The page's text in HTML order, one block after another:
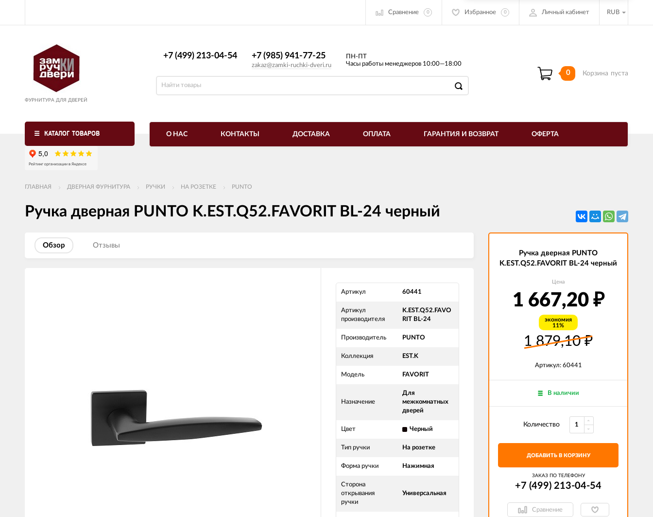
Сравнение 0 Избранное 0 Личный кабинет RUB
ФУРНИТУРА ДЛЯ ДВЕРЕЙ
+7 (499) 213-04-54​ +7 (985) 941-77-25
zakaz@zamki-ruchki-dveri.ru
ПН-ПТ
Часы работы менеджеров 10:00—18:00
0 Корзина пуста
КАТАЛОГ ТОВАРОВ О НАС КОНТАКТЫ ДОСТАВКА ОПЛАТА ГАРАНТИЯ И ВОЗВРАТ ОФЕРТА
ГЛАВНАЯ ДВЕРНАЯ ФУРНИТУРА РУЧКИ НА РОЗЕТКЕ PUNTO
Ручка дверная PUNTO K.EST.Q52.FAVORIT BL-24 черный
Обзор Отзывы
Артикул 60441
Артикул
производителя
K.EST.Q52.FAVO
RIT BL-24
Производитель PUNTO
Коллекция EST.K
Модель FAVORIT
Назначение
Для
межкомнатных
дверей
Цвет Черный
Тип ручки На розетке
Форма ручки Нажимная
Сторона
открывания
ручки
Универсальная
Ручка дверная PUNTO
K.EST.Q52.FAVORIT BL-24 черный
Цена
1 667,20 ₽
экономия
11%
1 879,10₽
Артикул: 60441
В наличии
Количество
ДОБАВИТЬ В КОРЗИНУ
ЗАКАЗ ПО ТЕЛЕФОНУ
+7 (499) 213-04-54​
Сравнение